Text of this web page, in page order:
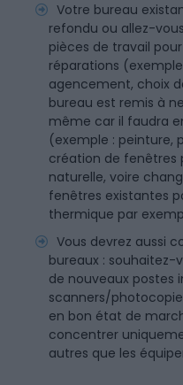
Votre bureau
refondu ou allez-
pièces de travail
réparations
agencement, choix
bureau est remis à
même car il faudra
(exemple : peinture,
création de fenêtres
naturelle, voire
fenêtres existantes
thermique par
Vous devrez aussi
bureaux : souhaitez-
de nouveaux postes
scanners/
en bon état de
concentrer
autres que les